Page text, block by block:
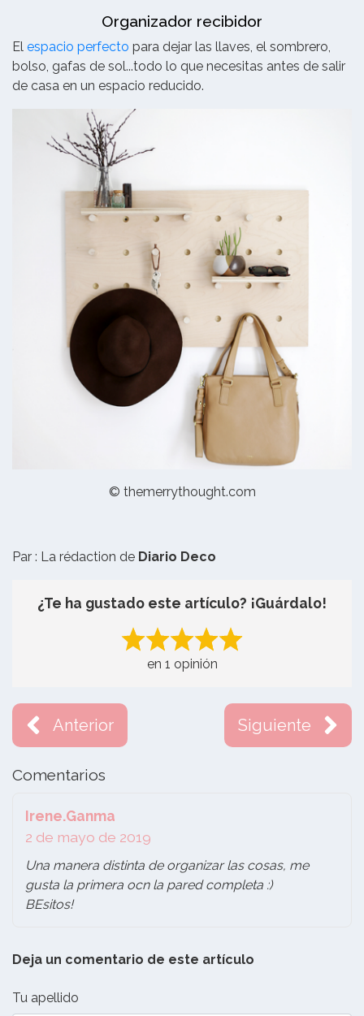
Organizador recibidor
El espacio perfecto para dejar las llaves, el sombrero,
bolso, gafas de sol...todo lo que necesitas antes de salir
de casa en un espacio reducido.
© themerrythought.com
Par : La rédaction de Diario Deco
¿Te ha gustado este artículo? ¡Guárdalo!
en 1 opinión
Anterior Siguiente
Comentarios
Irene.Ganma
2 de mayo de 2019
Una manera distinta de organizar las cosas, me
gusta la primera ocn la pared completa :)
BEsitos!
Deja un comentario de este artículo
Tu apellido